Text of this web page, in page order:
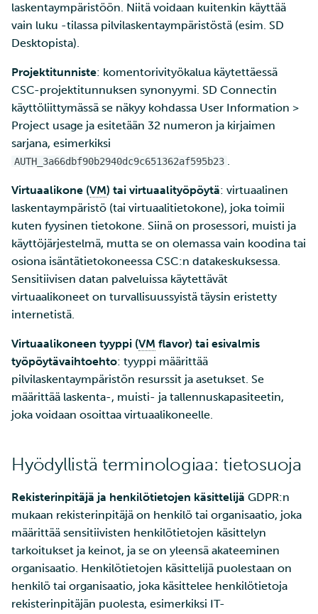
laskentaympäristöön. Niitä voidaan kuitenkin käyttää
vain luku -tilassa pilvilaskentaympäristöstä (esim. SD
Desktopista).
Projektitunniste: komentorivityökalua käytettäessä
CSC-projektitunnuksen synonyymi. SD Connectin
käyttöliittymässä se näkyy kohdassa User Information >
Project usage ja esitetään 32 numeron ja kirjaimen
sarjana, esimerkiksi
AUTH_3a66dbf90b2940dc9c651362af595b23 .
Virtuaalikone (VM) tai virtuaalityöpöytä: virtuaalinen
laskentaympäristö (tai virtuaalitietokone), joka toimii
kuten fyysinen tietokone. Siinä on prosessori, muisti ja
käyttöjärjestelmä, mutta se on olemassa vain koodina tai
osiona isäntätietokoneessa CSC:n datakeskuksessa.
Sensitiivisen datan palveluissa käytettävät
virtuaalikoneet on turvallisuussyistä täysin eristetty
internetistä.
Virtuaalikoneen tyyppi (VM flavor) tai esivalmis
työpöytävaihtoehto: tyyppi määrittää
pilvilaskentaympäristön resurssit ja asetukset. Se
määrittää laskenta-, muisti- ja tallennuskapasiteetin,
joka voidaan osoittaa virtuaalikoneelle.
Hyödyllistä terminologiaa: tietosuoja
Rekisterinpitäjä ja henkilötietojen käsittelijä GDPR:n
mukaan rekisterinpitäjä on henkilö tai organisaatio, joka
määrittää sensitiivisten henkilötietojen käsittelyn
tarkoitukset ja keinot, ja se on yleensä akateeminen
organisaatio. Henkilötietojen käsittelijä puolestaan on
henkilö tai organisaatio, joka käsittelee henkilötietoja
rekisterinpitäjän puolesta, esimerkiksi IT-